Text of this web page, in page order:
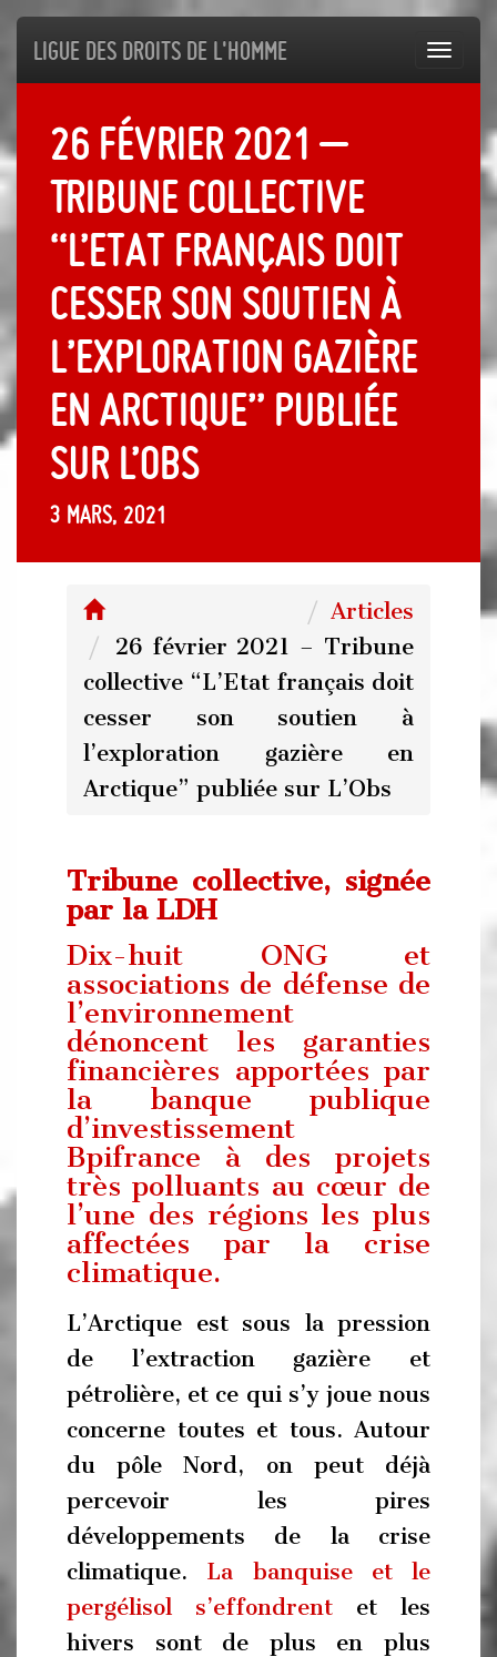
Ligue des droits de l'Homme
26 février 2021 –
Tribune collective
“L’Etat français doit
cesser son soutien à
l’exploration gazière
en Arctique” publiée
sur L’Obs
3 mars, 2021
Articles
26 février 2021 – Tribune
collective “L’Etat français doit
cesser son soutien à
l’exploration gazière en
Arctique” publiée sur L’Obs
Tribune collective, signée
par la LDH
Dix-huit ONG et
associations de défense de
l’environnement
dénoncent les garanties
financières apportées par
la banque publique
d’investissement
Bpifrance à des projets
très polluants au cœur de
l’une des régions les plus
affectées par la crise
climatique.
L’Arctique est sous la pression
de l’extraction gazière et
pétrolière, et ce qui s’y joue nous
concerne toutes et tous. Autour
du pôle Nord, on peut déjà
percevoir les pires
développements de la crise
climatique. La banquise et le
pergélisol s’effondrent et les
hivers sont de plus en plus